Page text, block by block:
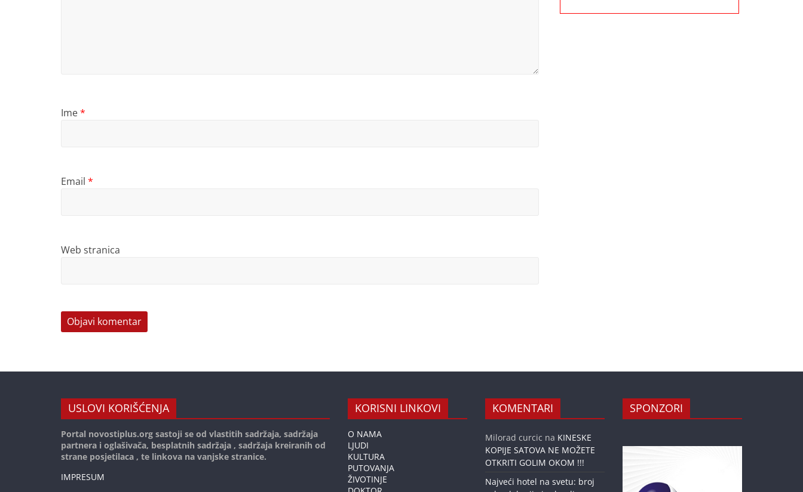
Ime*
Email *
Web stranica
USLOVI KORIŠĆENJA
Portal novostiplus.org sastoji se od vlastitih sadržaja, sadržaja
partnera i oglašivača, besplatnih sadržaja , sadržaja kreiranih od
strane posjetilaca , te linkova na vanjske stranice.
IMPRESUM
KORISNI LINKOVI
O NAMA
LJUDI
KULTURA
PUTOVANJA
ŽIVOTINJE
KOMENTARI
Milorad curcic na KINESKE
KOPIJE SATOVA NE MOŽETE
OTKRITI GOLIM OKOM !!!
Najveći hotel na svetu: broj
SPONZORI